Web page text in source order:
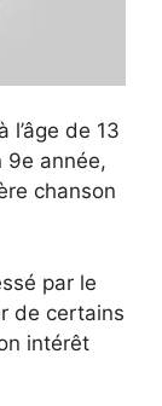
l’âge de 13
9e année,
chanson
par le
de certains
intérêt